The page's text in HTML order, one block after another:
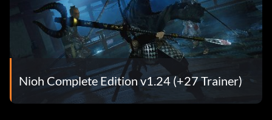
Nioh Complete Edition v1.24 (+27 Trainer)